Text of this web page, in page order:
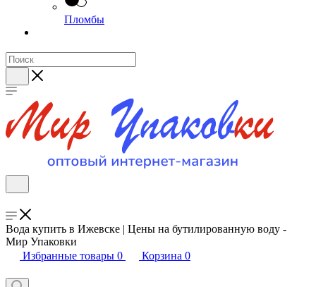
Пломбы
Вода купить в Ижевске | Цены на бутилированную воду -
Мир Упаковки
Избранные товары 0 Корзина 0